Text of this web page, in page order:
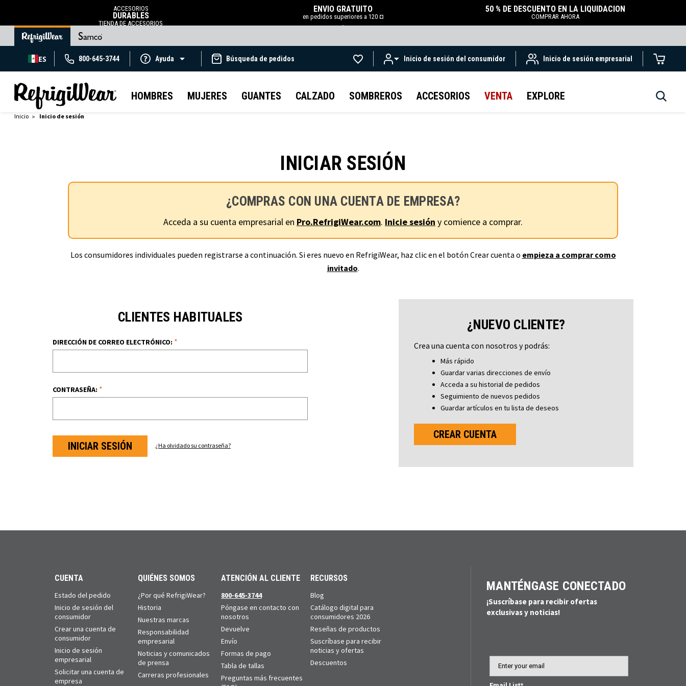
ACCESORIOS
DURABLES
TIENDA DE ACCESORIOS
ENVÍO GRATUITO
en pedidos superiores a 120 ¤
.
50 % DE DESCUENTO EN LA LIQUIDACIÓN
COMPRAR AHORA
ES 800-645-3744 Ayuda Búsqueda de pedidos Inicio de sesión del consumidor Inicio de sesión empresarial
HOMBRES MUJERES GUANTES CALZADO SOMBREROS ACCESORIOS VENTA EXPLORE
Inicio Inicio de sesión
INICIAR SESIÓN
¿COMPRAS CON UNA CUENTA DE EMPRESA?
Acceda a su cuenta empresarial en Pro.RefrigiWear.com. Inicie sesión y comience a comprar.
Los consumidores individuales pueden registrarse a continuación. Si eres nuevo en RefrigiWear, haz clic en el botón Crear cuenta o empieza a comprar como
invitado.
CLIENTES HABITUALES
DIRECCIÓN DE CORREO ELECTRÓNICO: *
CONTRASEÑA: *
¿Ha olvidado su contraseña?
¿NUEVO CLIENTE?
Crea una cuenta con nosotros y podrás:
Más rápido
Guardar varias direcciones de envío
Acceda a su historial de pedidos
Seguimiento de nuevos pedidos
Guardar artículos en tu lista de deseos
CREAR CUENTA
CUENTA
Estado del pedido
Inicio de sesión del
consumidor
Crear una cuenta de
consumidor
Inicio de sesión
empresarial
Solicitar una cuenta de
empresa
QUIÉNES SOMOS
¿Por qué RefrigiWear?
Historia
Nuestras marcas
Responsabilidad
empresarial
Noticias y comunicados
de prensa
Carreras profesionales
ATENCIÓN AL CLIENTE
800-645-3744
Póngase en contacto con
nosotros
Devuelve
Envío
Formas de pago
Tabla de tallas
Preguntas más frecuentes
RECURSOS
Blog
Catálogo digital para
consumidores 2026
Reseñas de productos
Suscríbase para recibir
noticias y ofertas
Descuentos
MANTÉNGASE CONECTADO
¡Suscríbase para recibir ofertas
exclusivas y noticias!